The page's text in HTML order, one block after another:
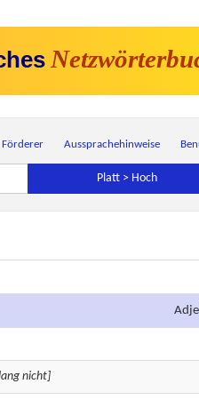
Förderer Aussprachehinweise
Platt > Hoch
nicht]